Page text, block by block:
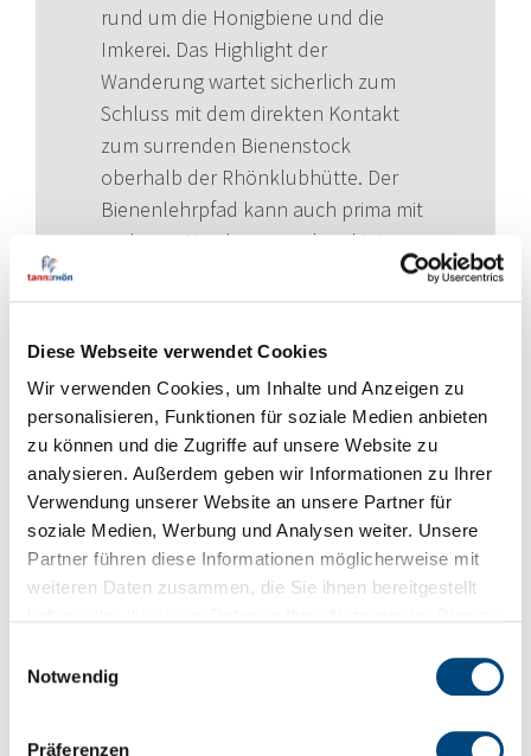
Diese Webseite verwendet Cookies
Wir verwenden Cookies, um Inhalte und Anzeigen zu
personalisieren, Funktionen für soziale Medien anbieten
zu können und die Zugriffe auf unsere Website zu
analysieren. Außerdem geben wir Informationen zu Ihrer
Verwendung unserer Website an unsere Partner für
soziale Medien, Werbung und Analysen weiter. Unsere
Partner führen diese Informationen möglicherweise mit
weiteren Daten zusammen, die Sie ihnen bereitgestellt
Notwendig
Präferenzen
rund um die Honigbiene und die
Imkerei. Das Highlight der
Wanderung wartet sicherlich zum
Schluss mit dem direkten Kontakt
zum surrenden Bienenstock
oberhalb der Rhönklubhütte. Der
Bienenlehrpfad kann auch prima mit
anderen Wanderwegen kombiniert
Rhönvanger Wein-Genuss-
Weg (8,4 km)
Der "Rhönvanger" Wein-Genuss-Weg
verbindet den Tanner Stadtteil
Lahrbach mit dem Hilderser Ortsteil
Simmershausen, genauer gesagt die
hervorragende Gastronomie des
Zwischendurch ist ein kurzer
Wenderhausen unbedingt ein